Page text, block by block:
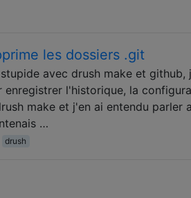
les dossiers .git
avec drush make et
enregistrer l'historique, la
make et j'en ai entendu parler
…
drush